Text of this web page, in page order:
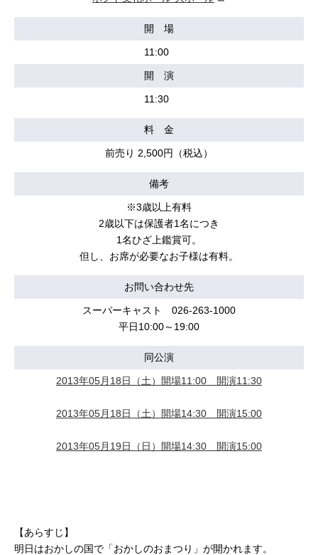
開 場
11:00
開 演
11:30
料 金
前売り 2,500円（税込）
備考
※3歳以上有料
2歳以下は保護者1名につき
1名ひざ上鑑賞可。
但し、お席が必要なお子様は有料。
お問い合わせ先
スーパーキャスト 026-263-1000
平日10:00～19:00
同公演
2013年05月18日（土）開場11:00 開演11:30
2013年05月18日（土）開場14:30 開演15:00
2013年05月19日（日）開場14:30 開演15:00
【あらすじ】
明日はおかしの国で「おかしのおまつり」が開かれます。